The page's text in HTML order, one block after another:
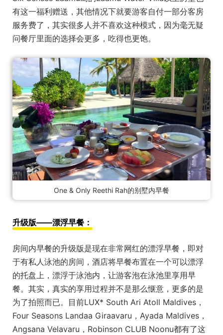
有这一福利赠送，其他情况下就要游客自付一部分客房
服务费了，其实很多人并不喜欢这种模式，因为毫无疑
问餐厅里面的选择会更多，吃得也更饱。
One & Only Reethi Rah的别墅内早餐
升级版——漂浮早餐：
房间内早餐的升级版是现在非常网红的漂浮早餐，即对
于有私人泳池的房间，酒店将早餐布置在一个可以漂浮
的托盘上，漂浮于泳池内，让游客泡在泳池里享用早
餐。其实，真实的享用过程并不是那么惬意，更多的是
为了拍照而已。目前LUX* South Ari Atoll Maldives，
Four Seasons Landaa Giraavaru，Ayada Maldives，
Angsana Velavaru，Robinson CLUB Noonu都有了这